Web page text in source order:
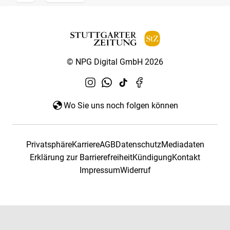
© NPG Digital GmbH 2026
Wo Sie uns noch folgen können
PrivatsphäreKarriereAGBDatenschutzMediadaten
Erklärung zur BarrierefreiheitKündigungKontakt
ImpressumWiderruf